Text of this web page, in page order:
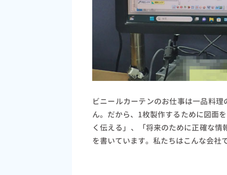
ビニールカーテンのお仕事は一品料
ん。だから、1枚製作するために図面
く伝える」、「将来のために正確な
を書いています。私たちはこんな会社